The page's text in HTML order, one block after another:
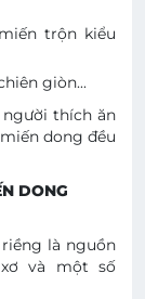
trộn kiểu
giòn...
người thích ăn
dong đều
DONG
là nguồn
và một số